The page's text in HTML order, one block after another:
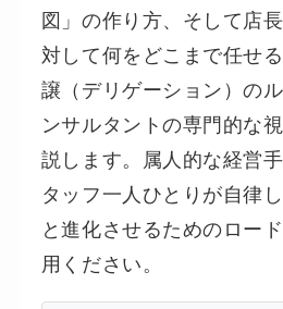
図」の作り方、そして店
対して何をどこまで任せ
譲（デリゲーション）の
ンサルタントの専門的な
説します。属人的な経営
タッフ一人ひとりが自律
と進化させるためのロー
用ください。